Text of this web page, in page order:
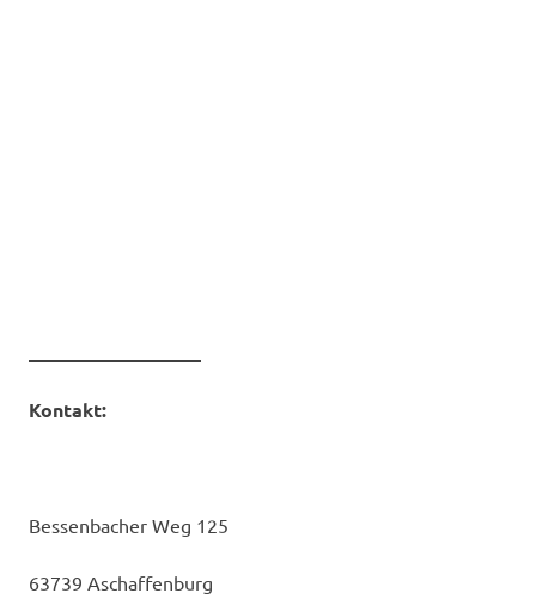
Kontakt:
Bessenbacher Weg 125
63739 Aschaffenburg